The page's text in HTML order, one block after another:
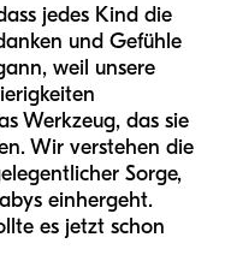
jedes Kind die
und Gefühle
weil unsere
Werkzeug, das sie
Wir verstehen die
Sorge,
einhergeht.
es jetzt schon